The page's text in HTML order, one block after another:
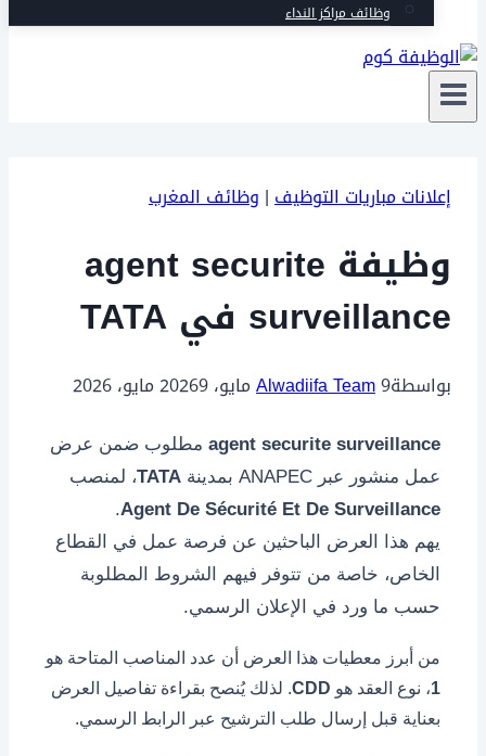
وظائف مراكز النداء
إعلانات مباريات التوظيف| وظائف المغرب
وظيفة agent securite
surveillance في TATA
بواسطة Alwadiifa Team9 مايو، 2026 9 مايو، 2026
agent securite surveillance مطلوب ضمن عرض
عمل منشور عبر ANAPEC بمدينة
TATA، لمنصب
Agent De Sécurité Et De Surveillance
.
يهم هذا العرض الباحثين عن فرصة عمل في القطاع
الخاص، خاصة من تتوفر فيهم الشروط المطلوبة
حسب ما ورد في الإعلان الرسمي.
من أبرز معطيات هذا العرض أن عدد المناصب المتاحة هو
1، نوع العقد هو CDD. لذلك يُنصح بقراءة تفاصيل العرض
بعناية قبل إرسال طلب الترشيح عبر الرابط الرسمي.